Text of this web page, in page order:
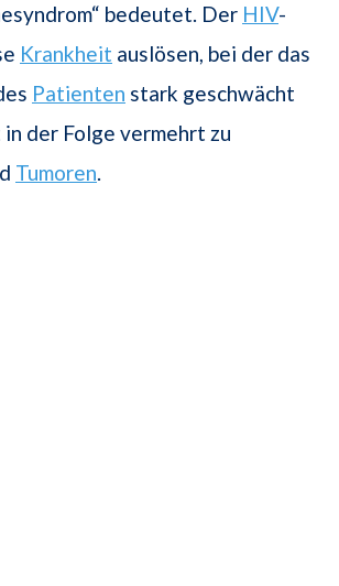
bedeutet. Der HIV-
Krankheit auslösen, bei der das
Patienten stark geschwächt
in der Folge vermehrt zu
Tumoren.